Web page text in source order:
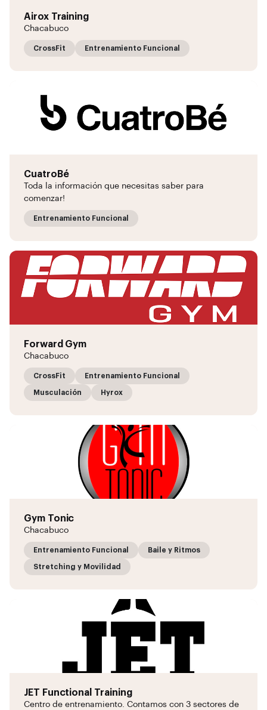
Airox Training
Chacabuco
CrossFit Entrenamiento Funcional
CuatroBé
Toda la información que necesitas saber para
comenzar!
Entrenamiento Funcional
Forward Gym
Chacabuco
CrossFit Entrenamiento Funcional
Musculación Hyrox
Gym Tonic
Chacabuco
Entrenamiento Funcional Baile y Ritmos
Stretching y Movilidad
JET Functional Training
Centro de entrenamiento. Contamos con 3 sectores de